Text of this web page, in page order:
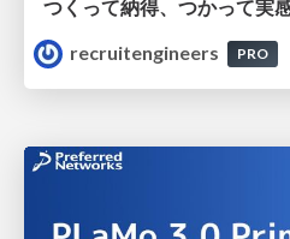
recruitengineers
PRO